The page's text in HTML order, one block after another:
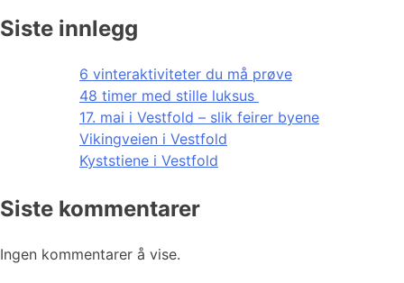
Siste innlegg
6 vinteraktiviteter du må prøve
48 timer med stille luksus
17. mai i Vestfold – slik feirer byene
Vikingveien i Vestfold
Kyststiene i Vestfold
Siste kommentarer
Ingen kommentarer å vise.